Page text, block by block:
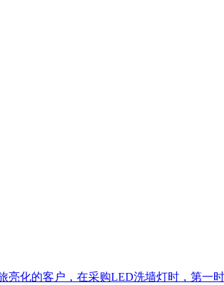
化的客户，在采购LED洗墙灯时，第一